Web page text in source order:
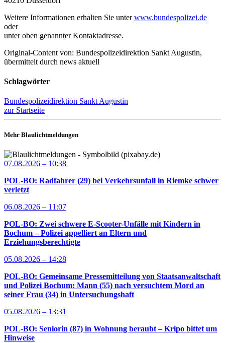
Weitere Informationen erhalten Sie unterwww.bundespolizei.de
oder
unter oben genannter Kontaktadresse.
Original-Content von: Bundespolizeidirektion Sankt Augustin,
übermittelt durch news aktuell
Schlagwörter
Bundespolizeidirektion Sankt Augustin
zur Startseite
Mehr Blaulichtmeldungen
07.08.2026 – 10:38
POL-BO: Radfahrer (29) bei Verkehrsunfall in Riemke schwer
verletzt
06.08.2026 – 11:07
POL-BO: Zwei schwere E-Scooter-Unfälle mit Kindern in
Bochum – Polizei appelliert an Eltern und
Erziehungsberechtigte
05.08.2026 – 14:28
POL-BO: Gemeinsame Pressemitteilung von Staatsanwaltschaft
und Polizei Bochum: Mann (55) nach versuchtem Mord an
seiner Frau (34) in Untersuchungshaft
05.08.2026 – 13:31
POL-BO: Seniorin (87) in Wohnung beraubt – Kripo bittet um
Hinweise